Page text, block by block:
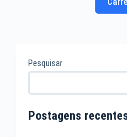
Pesquisar
Postagens